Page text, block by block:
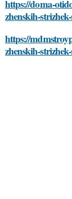
https://doma-
zhenskih-
https://
zhenskih-